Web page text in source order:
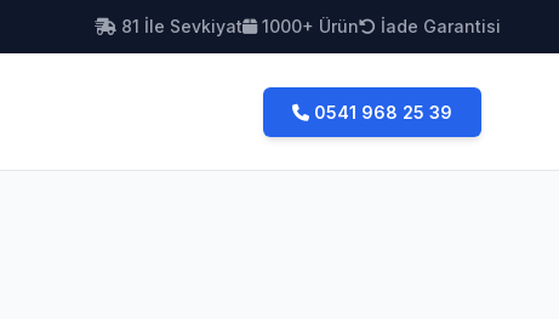
81 İle Sevkiyat 1000+ Ürün İade Garantisi
0541 968 25 39